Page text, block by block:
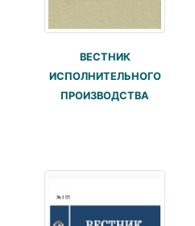
ВЕСТНИК
ИСПОЛНИТЕЛЬНОГО
ПРОИЗВОДСТВА